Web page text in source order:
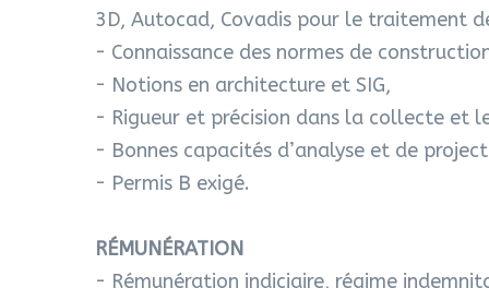
3D, Autocad, Covadis pour le traitement
- Connaissance des normes de
- Notions en architecture et SIG,
- Rigueur et précision dans la collecte et
- Bonnes capacités d’analyse et de
- Permis B exigé.
RÉMUNÉRATION
- Rémunération indiciaire, régime